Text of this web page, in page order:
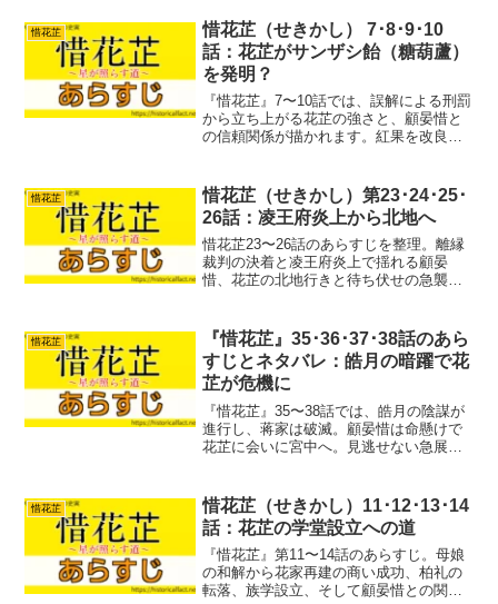
惜花芷
惜花芷（せきかし） 7･8･9･10
話：花芷がサンザシ飴（糖葫蘆）
を発明？
『惜花芷』7〜10話では、誤解による刑罰
から立ち上がる花芷の強さと、顧晏惜と
の信頼関係が描かれます。紅果を改良し
回です。
惜花芷
惜花芷（せきかし）第23･24･25･
26話：凌王府炎上から北地へ
惜花芷23〜26話のあらすじを整理。離縁
裁判の決着と凌王府炎上で揺れる顧晏
惜、花芷の北地行きと待ち伏せの急襲、
惜花芷
『惜花芷』35･36･37･38話のあら
すじとネタバレ：皓月の暗躍で花
芷が危機に
『惜花芷』35〜38話では、皓月の陰謀が
進行し、蒋家は破滅。顧晏惜は命懸けで
花芷に会いに宮中へ。見逃せない急展開
惜花芷
惜花芷（せきかし）11･12･13･14
話：花芷の学堂設立への道
『惜花芷』第11〜14話のあらすじ。母娘
の和解から花家再建の商い成功、柏礼の
転落、族学設立、そして顧晏惜との関係